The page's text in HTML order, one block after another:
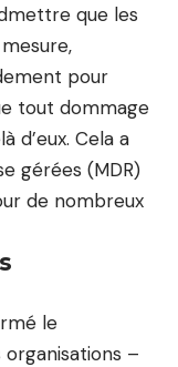
que les
pour
tout dommage
d’eux. Cela a
gérées (MDR)
de nombreux
le
–